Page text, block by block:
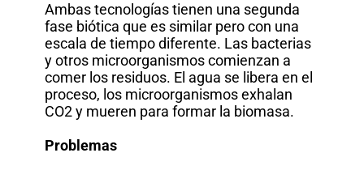
Ambas tecnologías tienen una segunda
fase biótica que es similar pero con una
escala de tiempo diferente. Las bacterias
y otros microorganismos comienzan a
comer los residuos. El agua se libera en el
proceso, los microorganismos exhalan
CO2 y mueren para formar la biomasa.
Problemas